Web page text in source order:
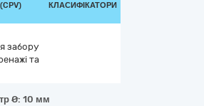
КЛАСИФІКАТОРИ
забору
та
Ø: 10 мм